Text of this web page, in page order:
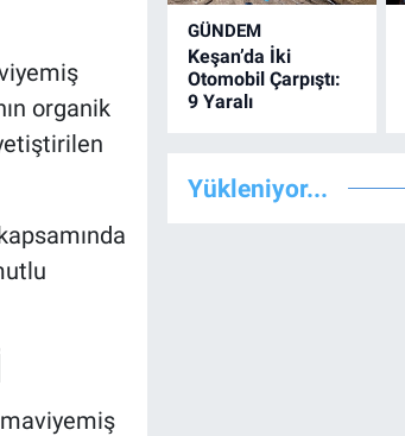
organik
GÜNDEM
Keşan’da İki
Otomobil Çarpıştı:
9 Yaralı
Yükleniyor...